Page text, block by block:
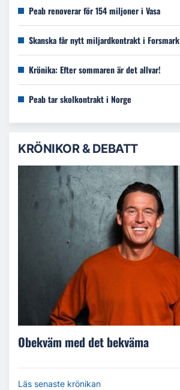
Peab renoverar för 154 miljoner i Vasa
Skanska får nytt miljardkontrakt i Forsmark
Krönika: Efter sommaren är det allvar!
Peab tar skolkontrakt i Norge
KRÖNIKOR & DEBATT
Obekväm med det bekväma
Läs senaste krönikan